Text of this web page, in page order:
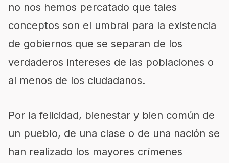
no nos hemos percatado que tales
conceptos son el umbral para la existencia
de gobiernos que se separan de los
verdaderos intereses de las poblaciones o
al menos de los ciudadanos.
Por la felicidad, bienestar y bien común de
un pueblo, de una clase o de una nación se
han realizado los mayores crímenes